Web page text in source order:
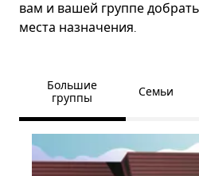
вам и вашей группе
места назначения.
Большие
группы
Семьи